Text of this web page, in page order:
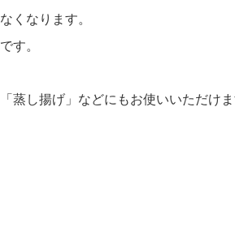
くなります。
す。
蒸し揚げ」などにもお使いいただけ